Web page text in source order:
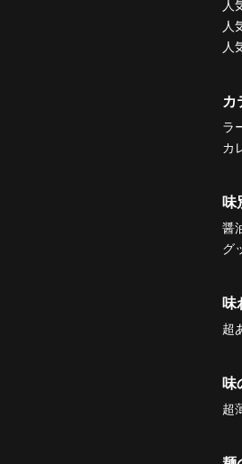
人
人
人
カ
ラ
カ
味
醤
グ
味
超
味
超